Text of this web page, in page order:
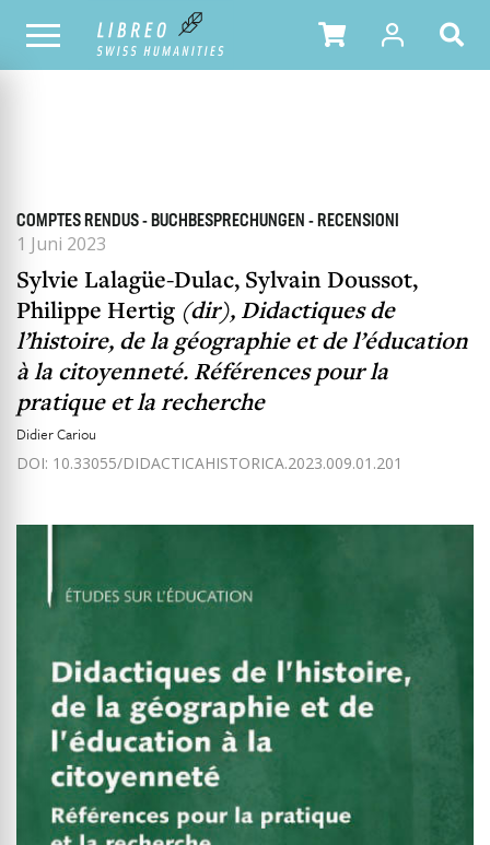
ALLE HEFTE INHALTSÜBERSICHT DER AUSGABE
COMPTES RENDUS - BUCHBESPRECHUNGEN - RECENSIONI
1 Juni 2023
Sylvie Lalagüe-Dulac, Sylvain Doussot,
Philippe Hertig (dir), Didactiques de
l’histoire, de la géographie et de l’éducation
à la citoyenneté. Références pour la
pratique et la recherche
Didier Cariou
DOI: 10.33055/DIDACTICAHISTORICA.2023.009.01.201